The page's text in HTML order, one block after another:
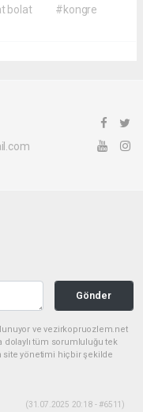
bolat
#kongre
Gönder
ve vezirkopruozlem.net
dolaylı tüm sorumluluğu tek
site yönetimi hiçbir şekilde
(31.07.2025 20:18 - #6511)